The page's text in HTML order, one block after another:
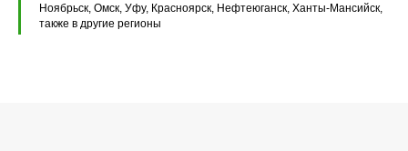
Ноябрьск, Омск, Уфу, Красноярск, Нефтеюганск, Ханты-Мансийск,
также в другие регионыФундаментные блоки ФБС